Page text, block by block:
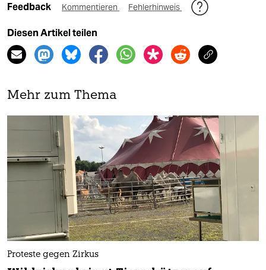
Feedback Kommentieren Fehlerhinweis
Diesen Artikel teilen
Mehr zum Thema
Proteste gegen Zirkus